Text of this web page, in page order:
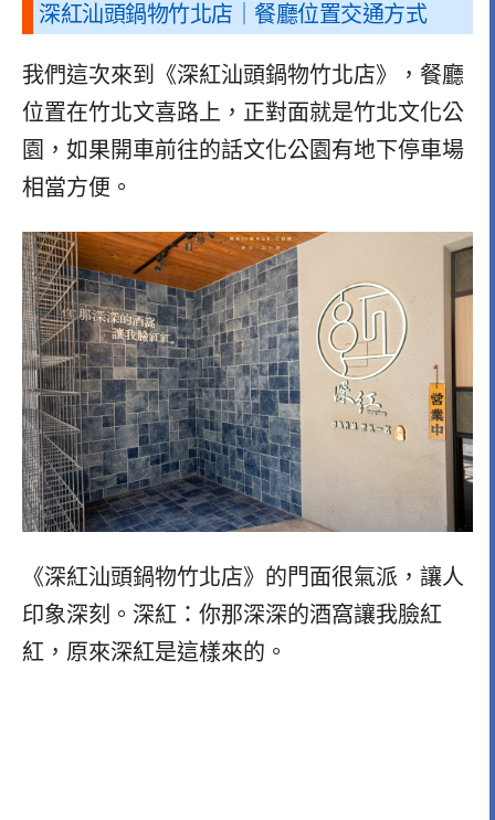
深紅汕頭鍋物竹北店｜餐廳位置交通方式
我們這次來到《深紅汕頭鍋物竹北店》，餐廳
位置在竹北文喜路上，正對面就是竹北文化公
園，如果開車前往的話文化公園有地下停車場
相當方便。
《深紅汕頭鍋物竹北店》的門面很氣派，讓人
印象深刻。深紅：你那深深的酒窩讓我臉紅
紅，原來深紅是這樣來的。